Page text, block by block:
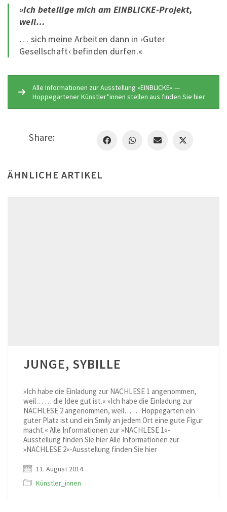
»Ich beteilige mich am EINBLICKE-Projekt,
weil…
… sich meine Arbeiten dann in ›Guter
Gesellschaft‹ befinden dürfen.«
Alle Informationen zur Ausstellung »EINBLICKE« —
Hoppegartener Künstler*innen stellen aus finden Sie hier
Share:
ÄHNLICHE ARTIKEL
JUNGE, SYBILLE
»Ich habe die Einladung zur NACHLESE 1 angenommen,
weil… … die Idee gut ist.« »Ich habe die Einladung zur
NACHLESE 2 angenommen, weil… … Hoppegarten ein
guter Platz ist und ein Smily an jedem Ort eine gute Figur
macht.« Alle Informationen zur »NACHLESE 1«-
Ausstellung finden Sie hier Alle Informationen zur
»NACHLESE 2«-Ausstellung finden Sie hier
11. August 2014
Künstler_innen